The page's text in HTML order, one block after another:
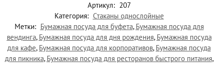
Артикул: 207
Категория: Стаканы однослойные
Метки: Бумажная посуда для буфета, Бумажная посуда для
вендинга, Бумажная посуда для дня рождения, Бумажная посуда
для кафе, Бумажная посуда для корпоративов, Бумажная посуда
для пикника, Бумажная посуда для ресторанов быстрого питания,